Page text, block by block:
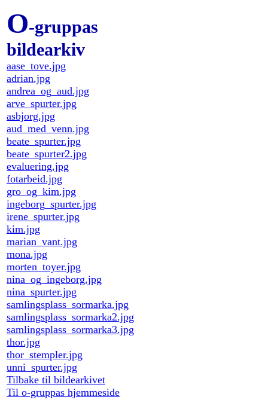
O-gruppas
bildearkiv
aase_tove.jpg
adrian.jpg
andrea_og_aud.jpg
arve_spurter.jpg
asbjorg.jpg
aud_med_venn.jpg
beate_spurter.jpg
beate_spurter2.jpg
evaluering.jpg
fotarbeid.jpg
gro_og_kim.jpg
ingeborg_spurter.jpg
irene_spurter.jpg
kim.jpg
marian_vant.jpg
mona.jpg
morten_toyer.jpg
nina_og_ingeborg.jpg
nina_spurter.jpg
samlingsplass_sormarka.jpg
samlingsplass_sormarka2.jpg
samlingsplass_sormarka3.jpg
thor.jpg
thor_stempler.jpg
unni_spurter.jpg
Tilbake til bildearkivet
Til o-gruppas hjemmeside